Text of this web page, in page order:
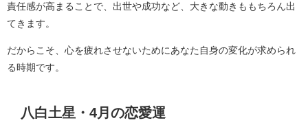
責任感が高まることで、出世や成功など、大きな動きももちろん出
てきます。
だからこそ、心を疲れさせないためにあなた自身の変化が求められ
る時期です。
八白土星・4月の恋愛運